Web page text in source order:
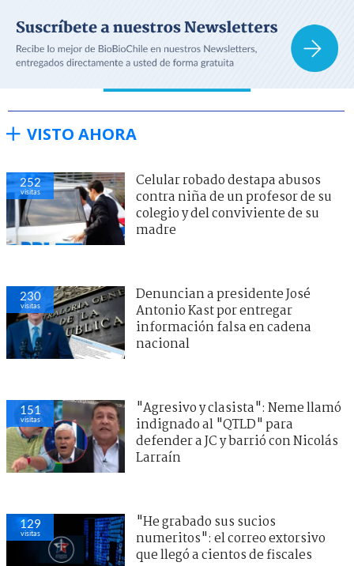
VISTO AHORA
252
visitas
Celular robado destapa abusos
contra niña de un profesor de su
colegio y del conviviente de su
madre
230
visitas
Denuncian a presidente José
Antonio Kast por entregar
información falsa en cadena
nacional
151
visitas
"Agresivo y clasista": Neme llamó
indignado al "QTLD" para
defender a JC y barrió con Nicolás
Larraín
129
visitas
"He grabado sus sucios
numeritos": el correo extorsivo
que llegó a cientos de fiscales